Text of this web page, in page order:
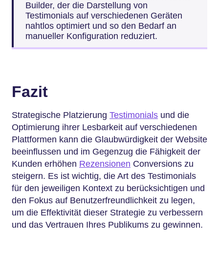
Builder, der die Darstellung von
Testimonials auf verschiedenen Geräten
nahtlos optimiert und so den Bedarf an
manueller Konfiguration reduziert.
Fazit
Strategische Platzierung Testimonials und die
Optimierung ihrer Lesbarkeit auf verschiedenen
Plattformen kann die Glaubwürdigkeit der Website
beeinflussen und im Gegenzug die Fähigkeit der
Kunden erhöhen Rezensionen Conversions zu
steigern. Es ist wichtig, die Art des Testimonials
für den jeweiligen Kontext zu berücksichtigen und
den Fokus auf Benutzerfreundlichkeit zu legen,
um die Effektivität dieser Strategie zu verbessern
und das Vertrauen Ihres Publikums zu gewinnen.